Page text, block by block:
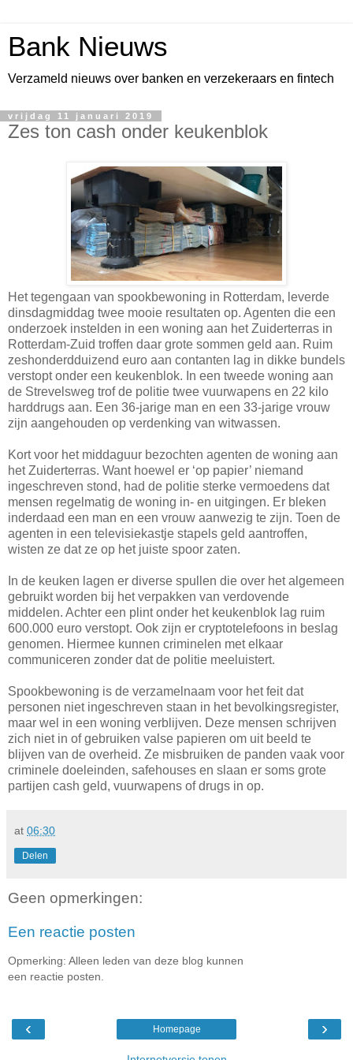
Bank Nieuws
Verzameld nieuws over banken en verzekeraars en fintech
vrijdag 11 januari 2019
Zes ton cash onder keukenblok
Het tegengaan van spookbewoning in Rotterdam, leverde
dinsdagmiddag twee mooie resultaten op. Agenten die een
onderzoek instelden in een woning aan het Zuiderterras in
Rotterdam-Zuid troffen daar grote sommen geld aan. Ruim
zeshonderdduizend euro aan contanten lag in dikke bundels
verstopt onder een keukenblok. In een tweede woning aan
de Strevelsweg trof de politie twee vuurwapens en 22 kilo
harddrugs aan. Een 36-jarige man en een 33-jarige vrouw
zijn aangehouden op verdenking van witwassen.
Kort voor het middaguur bezochten agenten de woning aan
het Zuiderterras. Want hoewel er ‘op papier’ niemand
ingeschreven stond, had de politie sterke vermoedens dat
mensen regelmatig de woning in- en uitgingen. Er bleken
inderdaad een man en een vrouw aanwezig te zijn. Toen de
agenten in een televisiekastje stapels geld aantroffen,
wisten ze dat ze op het juiste spoor zaten.
In de keuken lagen er diverse spullen die over het algemeen
gebruikt worden bij het verpakken van verdovende
middelen. Achter een plint onder het keukenblok lag ruim
600.000 euro verstopt. Ook zijn er cryptotelefoons in beslag
genomen. Hiermee kunnen criminelen met elkaar
communiceren zonder dat de politie meeluistert.
Spookbewoning is de verzamelnaam voor het feit dat
personen niet ingeschreven staan in het bevolkingsregister,
maar wel in een woning verblijven. Deze mensen schrijven
zich niet in of gebruiken valse papieren om uit beeld te
blijven van de overheid. Ze misbruiken de panden vaak voor
criminele doeleinden, safehouses en slaan er soms grote
partijen cash geld, vuurwapens of drugs in op.
at 06:30
Delen
Geen opmerkingen:
Een reactie posten
Opmerking: Alleen leden van deze blog kunnen
een reactie posten.
‹ ›
Homepage